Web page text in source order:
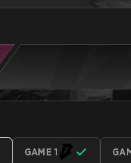
GAME 1